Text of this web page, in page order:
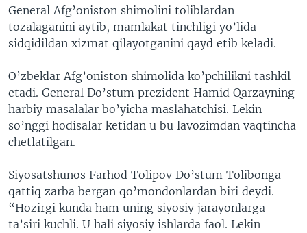
General Afg’oniston shimolini toliblardan
tozalaganini aytib, mamlakat tinchligi yo’lida
sidqidildan xizmat qilayotganini qayd etib keladi.
O’zbeklar Afg’oniston shimolida ko’pchilikni tashkil
etadi. General Do’stum prezident Hamid Qarzayning
harbiy masalalar bo’yicha maslahatchisi. Lekin
so’nggi hodisalar ketidan u bu lavozimdan vaqtincha
chetlatilgan.
Siyosatshunos Farhod Tolipov Do’stum Tolibonga
qattiq zarba bergan qo’mondonlardan biri deydi.
“Hozirgi kunda ham uning siyosiy jarayonlarga
ta’siri kuchli. U hali siyosiy ishlarda faol. Lekin